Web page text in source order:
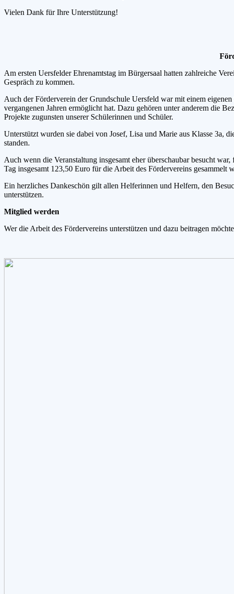
Vielen Dank für Ihre Unterstützung!
Am ersten Uersfelder Ehrenamtstag im Bürgersaal hatten zahlreiche
Gespräch zu kommen.
Auch der Förderverein der Grundschule Uersfeld war mit einem
vergangenen Jahren ermöglicht hat. Dazu gehören unter anderem die
Projekte zugunsten unserer Schülerinnen und Schüler.
Unterstützt wurden sie dabei von Josef, Lisa und Marie aus Klasse 3a,
standen.
Auch wenn die Veranstaltung insgesamt eher überschaubar besucht
Tag insgesamt 123,50 Euro für die Arbeit des Fördervereins gesammelt
Ein herzliches Dankeschön gilt allen Helferinnen und Helfern, den
unterstützen.
Mitglied werden
Wer die Arbeit des Fördervereins unterstützen und dazu beitragen